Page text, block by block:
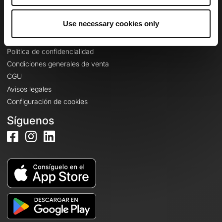
Use necessary cookies only
Iniciar sesión
Información legal
Política de confidencialidad
Condiciones generales de venta
CGU
Avisos legales
Configuración de cookies
Síguenos